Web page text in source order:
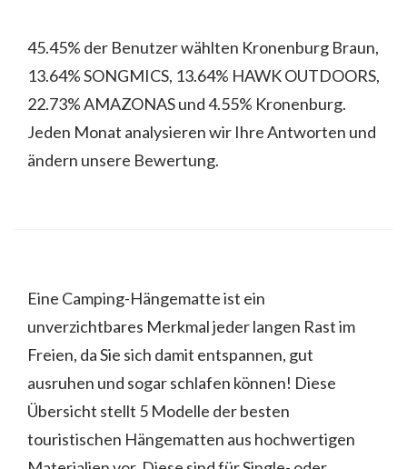
45.45% der Benutzer wählten Kronenburg Braun,
13.64% SONGMICS, 13.64% HAWK OUTDOORS,
22.73% AMAZONAS und 4.55% Kronenburg.
Jeden Monat analysieren wir Ihre Antworten und
ändern unsere Bewertung.
Eine Camping-Hängematte ist ein
unverzichtbares Merkmal jeder langen Rast im
Freien, da Sie sich damit entspannen, gut
ausruhen und sogar schlafen können! Diese
Übersicht stellt 5 Modelle der besten
touristischen Hängematten aus hochwertigen